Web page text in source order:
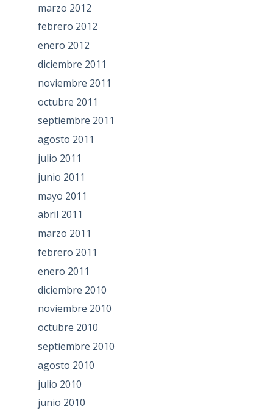
marzo 2012
febrero 2012
enero 2012
diciembre 2011
noviembre 2011
octubre 2011
septiembre 2011
agosto 2011
julio 2011
junio 2011
mayo 2011
abril 2011
marzo 2011
febrero 2011
enero 2011
diciembre 2010
noviembre 2010
octubre 2010
septiembre 2010
agosto 2010
julio 2010
junio 2010